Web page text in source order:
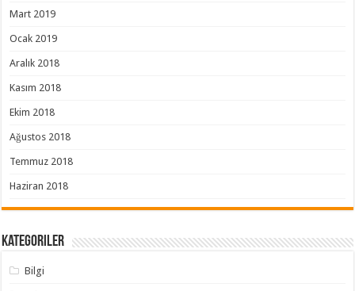
Mart 2019
Ocak 2019
Aralık 2018
Kasım 2018
Ekim 2018
Ağustos 2018
Temmuz 2018
Haziran 2018
Kategoriler
Bilgi